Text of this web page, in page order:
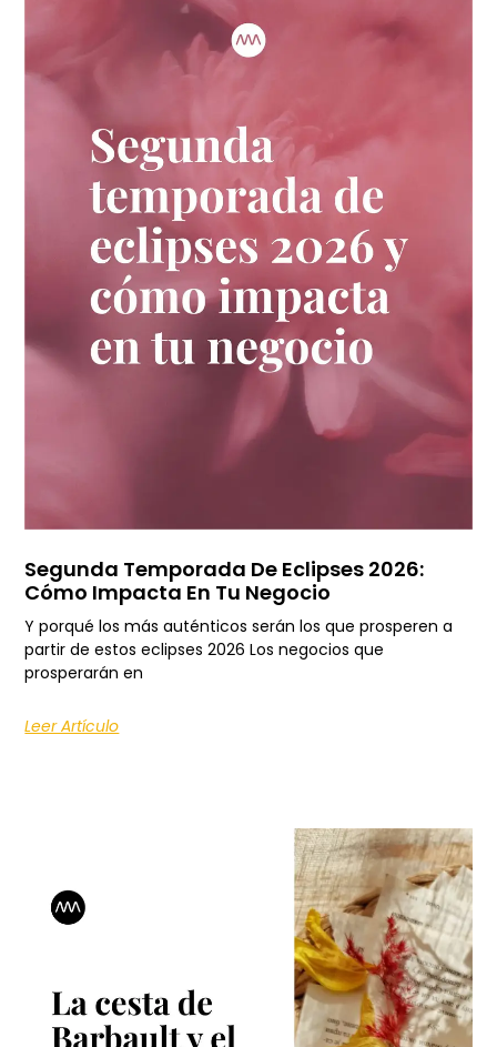
Segunda Temporada De Eclipses 2026:
Cómo Impacta En Tu Negocio
Y porqué los más auténticos serán los que prosperen a
partir de estos eclipses 2026 Los negocios que
prosperarán en
Leer Artículo